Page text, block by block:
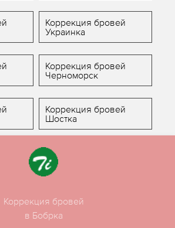
Коррекция бровей
Украинка
Коррекция бровей
Черноморск
Коррекция бровей
Шостка
Коррекция бровей
в Бобрка